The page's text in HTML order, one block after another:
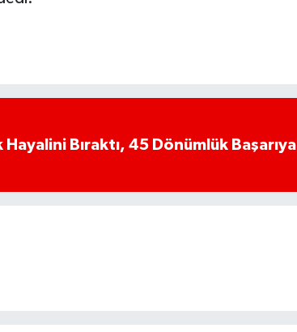
Hayalini Bıraktı, 45 Dönümlük Başarıya